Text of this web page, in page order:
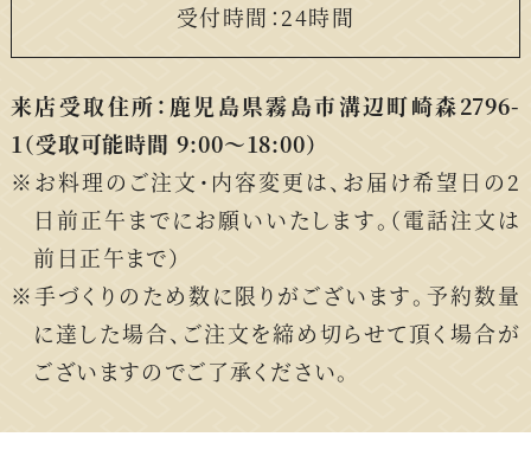
受付時間：24時間
来店受取住所：鹿児島県霧島市溝辺町崎森2796-
1（受取可能時間 9:00〜18:00）
お料理のご注文・内容変更は、お届け希望日の2
日前正午までにお願いいたします。（電話注文は
前日正午まで）
手づくりのため数に限りがございます。予約数量
に達した場合、ご注文を締め切らせて頂く場合が
ございますのでご了承ください。